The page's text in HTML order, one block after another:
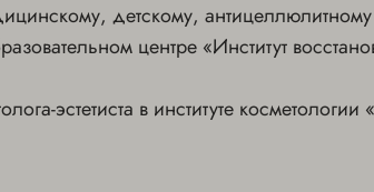
детскому,
центре «Институт
эстетиста в институте